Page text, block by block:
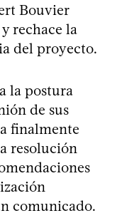
Bouvier
rechace la
del proyecto.
la postura
de sus
finalmente
resolución
comunicado.